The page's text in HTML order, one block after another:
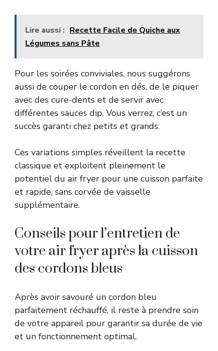
Lire aussi : Recette Facile de Quiche aux
Légumes sans Pâte
Pour les soirées conviviales, nous suggérons
aussi de couper le cordon en dés, de le piquer
avec des cure-dents et de servir avec
différentes sauces dip. Vous verrez, c’est un
succès garanti chez petits et grands.
Ces variations simples réveillent la recette
classique et exploitent pleinement le
potentiel du air fryer pour une cuisson parfaite
et rapide, sans corvée de vaisselle
supplémentaire.
Conseils pour l’entretien de
votre air fryer après la cuisson
des cordons bleus
Après avoir savouré un cordon bleu
parfaitement réchauffé, il reste à prendre soin
de votre appareil pour garantir sa durée de vie
et un fonctionnement optimal.